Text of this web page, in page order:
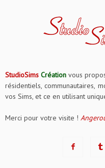
StudioSims Création vous
résidentiels, communautaires,
vos Sims, et ce en utilisant
Merci pour votre visite !